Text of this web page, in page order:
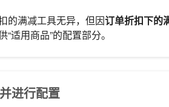
的满减工具无异，但因订单折扣下的
适用商品”的配置部分。
进行配置